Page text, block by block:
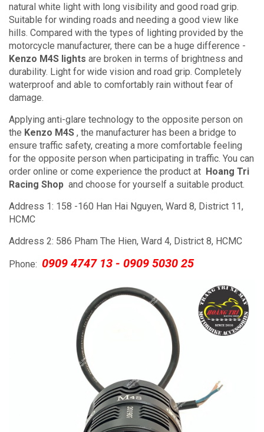
natural white light with long visibility and good road grip.
Suitable for winding roads and needing a good view like
hills. Compared with the types of lighting provided by the
motorcycle manufacturer, there can be a huge difference -
Kenzo M4S lights are broken in terms of brightness and
durability. Light for wide vision and road grip. Completely
waterproof and able to comfortably rain without fear of
damage.
Applying anti-glare technology to the opposite person on
the Kenzo M4S , the manufacturer has been a bridge to
ensure traffic safety, creating a more comfortable feeling
for the opposite person when participating in traffic. You can
order online or come experience the product at Hoang Tri
Racing Shop and choose for yourself a suitable product.
Address 1: 158 -160 Han Hai Nguyen, Ward 8, District 11,
HCMC
Address 2: 586 Pham The Hien, Ward 4, District 8, HCMC
Phone: 0909 4747 13 - 0909 5030 25